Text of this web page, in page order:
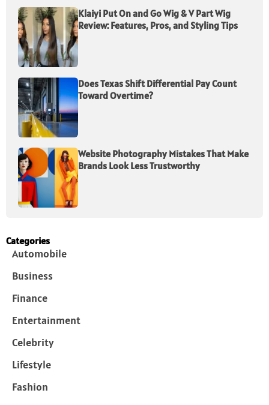
Klaiyi Put On and Go Wig & V Part Wig
Review: Features, Pros, and Styling Tips
Does Texas Shift Differential Pay Count
Toward Overtime?
Website Photography Mistakes That Make
Brands Look Less Trustworthy
Categories
Automobile
Business
Finance
Entertainment
Celebrity
Lifestyle
Fashion